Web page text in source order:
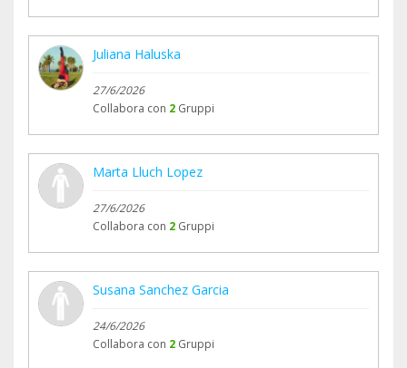
Juliana Haluska
27/6/2026
Collabora con 2 Gruppi
Marta Lluch Lopez
27/6/2026
Collabora con 2 Gruppi
Susana Sanchez Garcia
24/6/2026
Collabora con 2 Gruppi